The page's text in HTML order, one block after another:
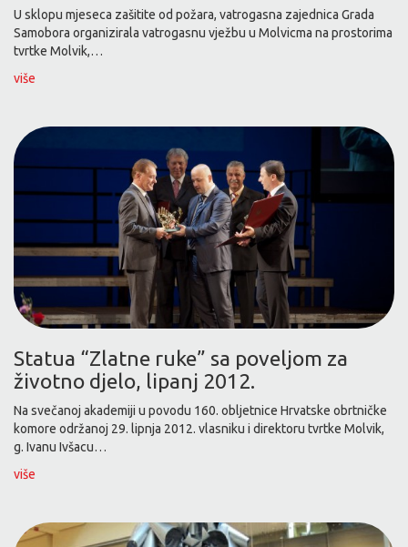
U sklopu mjeseca zašitite od požara, vatrogasna zajednica Grada
Samobora organizirala vatrogasnu vježbu u Molvicma na prostorima
tvrtke Molvik,…
više
Statua “Zlatne ruke” sa poveljom za
životno djelo, lipanj 2012.
Na svečanoj akademiji u povodu 160. obljetnice Hrvatske obrtničke
komore održanoj 29. lipnja 2012. vlasniku i direktoru tvrtke Molvik,
g. Ivanu Ivšacu…
više